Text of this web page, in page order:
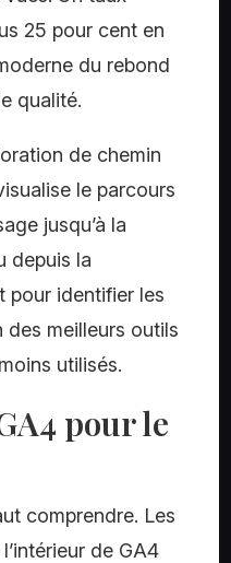
25 pour cent en
du rebond
qualité.
de chemin
le parcours
jusqu’à la
depuis la
pour identifier les
des meilleurs outils
utilisés.
pour le
comprendre. Les
de GA4